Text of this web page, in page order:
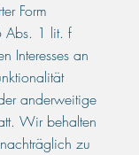
Form
Abs. 1 lit. f
Interesses an
anderweitige
Wir behalten
zu